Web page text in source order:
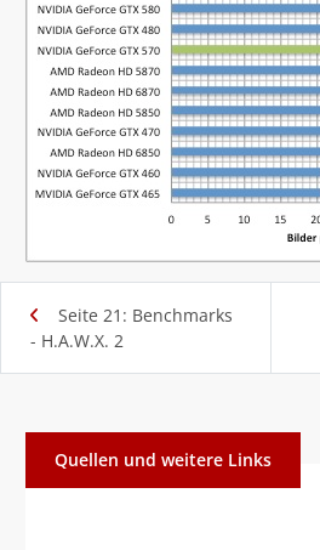
Seite 21: Benchmarks
- H.A.W.X. 2
Quellen und weitere Links